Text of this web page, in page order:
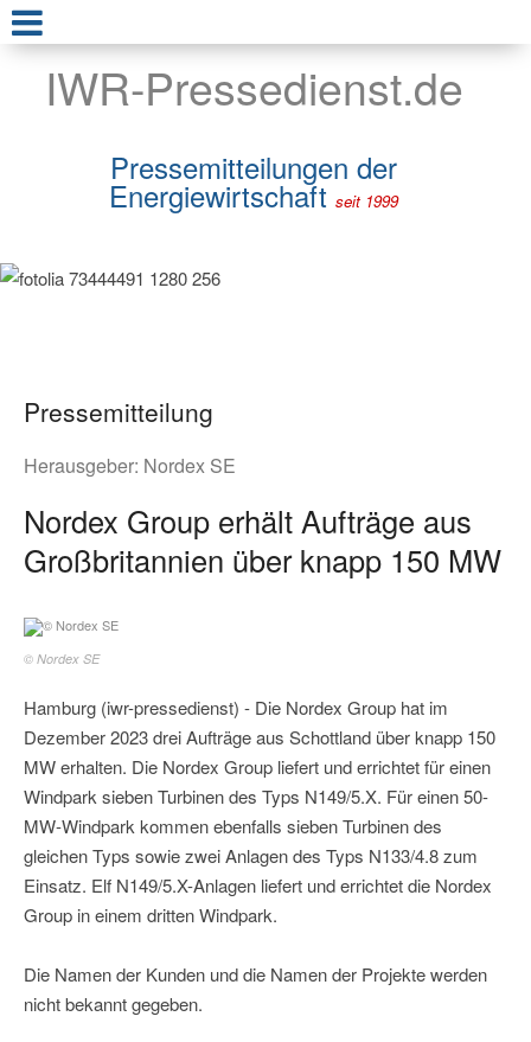
IWR-Pressedienst.de
Pressemitteilungen der
Energiewirtschaft seit 1999
Pressemitteilung
Herausgeber: Nordex SE
Nordex Group erhält Aufträge aus
Großbritannien über knapp 150 MW
© Nordex SE
Hamburg (iwr-pressedienst) - Die Nordex Group hat im
Dezember 2023 drei Aufträge aus Schottland über knapp 150
MW erhalten. Die Nordex Group liefert und errichtet für einen
Windpark sieben Turbinen des Typs N149/5.X. Für einen 50-
MW-Windpark kommen ebenfalls sieben Turbinen des
gleichen Typs sowie zwei Anlagen des Typs N133/4.8 zum
Einsatz. Elf N149/5.X-Anlagen liefert und errichtet die Nordex
Group in einem dritten Windpark.
Die Namen der Kunden und die Namen der Projekte werden
nicht bekannt gegeben.